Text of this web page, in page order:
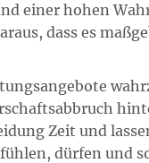
einer hohen
dass es
Zeit und
dürfen und